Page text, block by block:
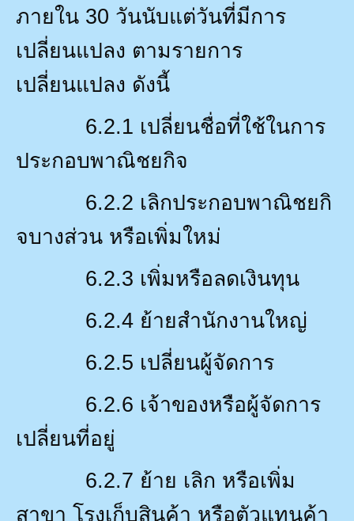
ภายใน 30 วันนับแต่วันที่มีการ
เปลี่ยนแปลง ตามรายการ
เปลี่ยนแปลง ดังนี้
6.2.1 เปลี่ยนชื่อที่ใช้ในการ
ประกอบพาณิชยกิจ
6.2.2 เลิกประกอบพาณิชยกิ
จบางส่วน หรือเพิ่มใหม่
6.2.3 เพิ่มหรือลดเงินทุน
6.2.4 ย้ายสำนักงานใหญ่
6.2.5 เปลี่ยนผู้จัดการ
6.2.6 เจ้าของหรือผู้จัดการ
เปลี่ยนที่อยู่
6.2.7 ย้าย เลิก หรือเพิ่ม
สาขา โรงเก็บสินค้า หรือตัวแทนค้า